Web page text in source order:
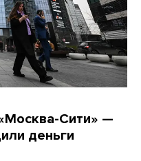
Сити» —
деньги